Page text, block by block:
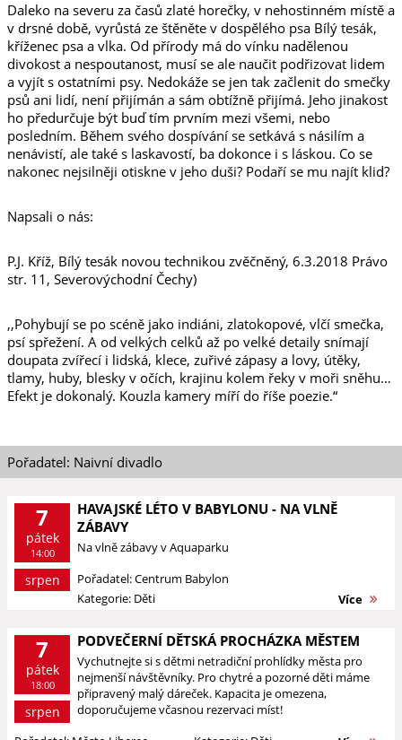
Daleko na severu za časů zlaté horečky, v nehostinném místě a
v drsné době, vyrůstá ze štěněte v dospělého psa Bílý tesák,
kříženec psa a vlka. Od přírody má do vínku nadělenou
divokost a nespoutanost, musí se ale naučit podřizovat lidem
a vyjít s ostatními psy. Nedokáže se jen tak začlenit do smečky
psů ani lidí, není přijímán a sám obtížně přijímá. Jeho jinakost
ho předurčuje být buď tím prvním mezi všemi, nebo
posledním. Během svého dospívání se setkává s násilím a
nenávistí, ale také s laskavostí, ba dokonce i s láskou. Co se
nakonec nejsilněji otiskne v jeho duši? Podaří se mu najít klid?
Napsali o nás:
P.J. Kříž, Bílý tesák novou technikou zvěčněný, 6.3.2018 Právo
str. 11, Severovýchodní Čechy)
,,Pohybují se po scéně jako indiáni, zlatokopové, vlčí smečka,
psí spřežení. A od velkých celků až po velké detaily snímají
doupata zvířecí i lidská, klece, zuřivé zápasy a lovy, útěky,
tlamy, huby, blesky v očích, krajinu kolem řeky v moři sněhu…
Efekt je dokonalý. Kouzla kamery míří do říše poezie.“
Pořadatel: Naivní divadlo
7
pátek
14:00
srpen
HAVAJSKÉ LÉTO V BABYLONU - NA VLNĚ
ZÁBAVY
Na vlně zábavy v Aquaparku
Pořadatel: Centrum Babylon
Kategorie: Děti
Více
7
pátek
18:00
srpen
PODVEČERNÍ DĚTSKÁ PROCHÁZKA MĚSTEM
Vychutnejte si s dětmi netradiční prohlídky města pro
nejmenší návštěvníky. Pro chytré a pozorné děti máme
připravený malý dáreček. Kapacita je omezena,
doporučujeme včasnou rezervaci míst!